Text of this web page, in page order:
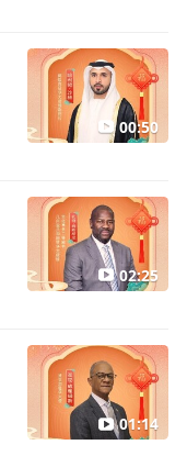
00:50
02:25
01:14